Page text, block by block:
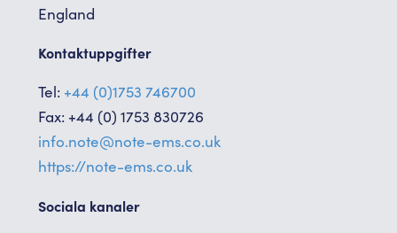
England
Kontaktuppgifter
Tel: +44 (0)1753 746700
Fax: +44 (0) 1753 830726
info.note@note-ems.co.uk
https://note-ems.co.uk
Sociala kanaler